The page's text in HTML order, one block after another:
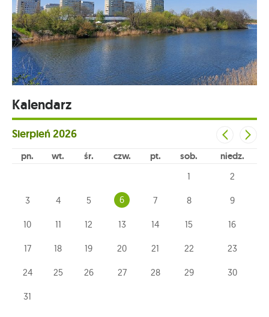
Kalendarz
Sierpień2026
pn wt śr czw pt sob niedz
1 2
3 4 5 6 7 8 9
10 11 12 13 14 15 16
17 18 19 20 21 22 23
24 25 26 27 28 29 30
31